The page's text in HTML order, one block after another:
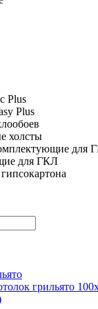
Plus
Plus
холсты
для
для ГКЛ
грильято